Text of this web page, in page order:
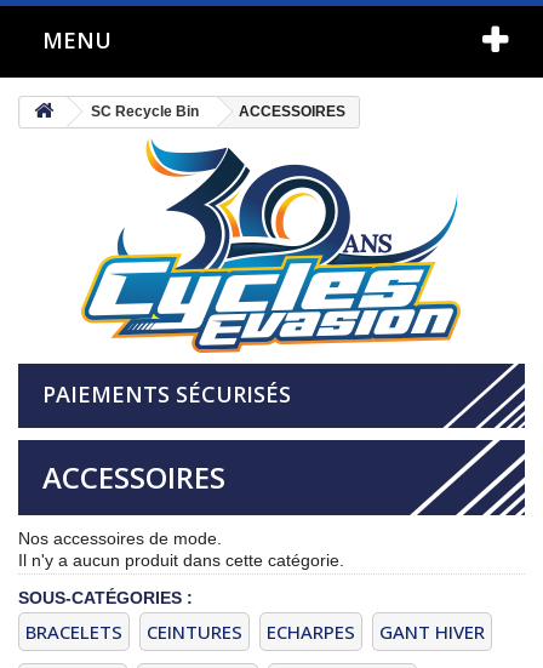
MENU
SC Recycle Bin ACCESSOIRES
PAIEMENTS SÉCURISÉS
ACCESSOIRES
Nos accessoires de mode.
Il n'y a aucun produit dans cette catégorie.
SOUS-CATÉGORIES :
BRACELETS CEINTURES ECHARPES GANT HIVER